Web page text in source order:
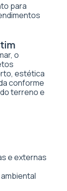
para
o
estética
conforme
terreno e
e externas